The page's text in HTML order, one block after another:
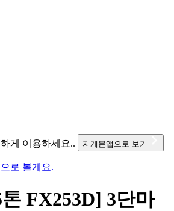
게 이용하세요.. 지게몬앱으로 보기
로 볼게요.
FX253D] 3단마